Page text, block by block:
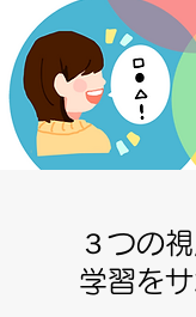
３つの
学習を